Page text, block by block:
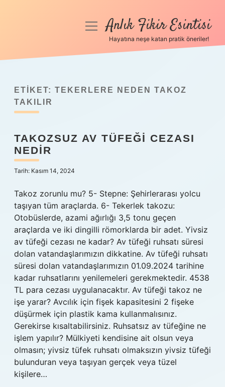
Anasayfa
Yasal Uyarı
menüyüAnlık Fikir Esintisi
Hayatına neşe katan pratik öneriler!
ETIKET: TEKERLERE NEDEN TAKOZ
TAKILIR
TAKOZSUZ AV TÜFEĞI CEZASI
NEDIR
Tarih: Kasım 14, 2024
Takoz zorunlu mu? 5- Stepne: Şehirlerarası yolcu
taşıyan tüm araçlarda. 6- Tekerlek takozu:
Otobüslerde, azami ağırlığı 3,5 tonu geçen
araçlarda ve iki dingilli römorklarda bir adet. Yivsiz
av tüfeği cezası ne kadar? Av tüfeği ruhsatı süresi
dolan vatandaşlarımızın dikkatine. Av tüfeği ruhsatı
süresi dolan vatandaşlarımızın 01.09.2024 tarihine
kadar ruhsatlarını yenilemeleri gerekmektedir. 4538
TL para cezası uygulanacaktır. Av tüfeği takoz ne
işe yarar? Avcılık için fişek kapasitesini 2 fişeke
düşürmek için plastik kama kullanmalısınız.
Gerekirse kısaltabilirsiniz. Ruhsatsız av tüfeğine ne
işlem yapılır? Mülkiyeti kendisine ait olsun veya
olmasın; yivsiz tüfek ruhsatı olmaksızın yivsiz tüfeği
bulunduran veya taşıyan gerçek veya tüzel
kişilere…